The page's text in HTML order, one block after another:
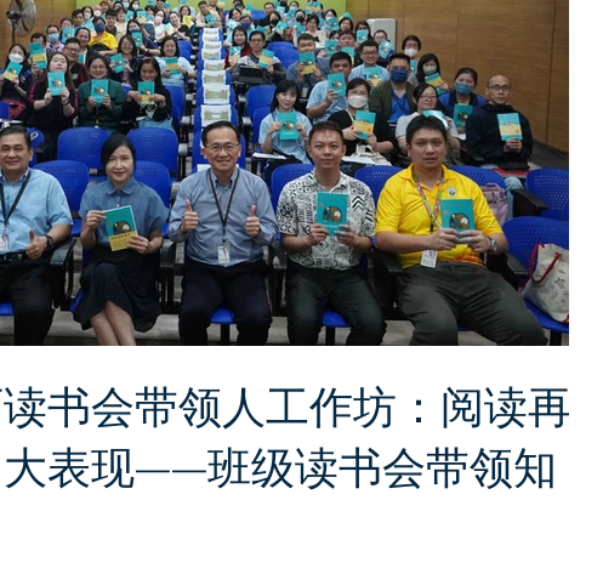
书会带领人工作坊：阅读再
表现——班级读书会带领知